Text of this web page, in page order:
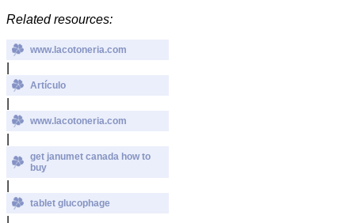
Related resources:
www.lacotoneria.com
Artículo
www.lacotoneria.com
get janumet canada how to
buy
tablet glucophage